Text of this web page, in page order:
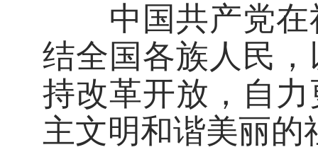
中国共产党在
结全国各族人民
持改革开放，自
主文明和谐美丽